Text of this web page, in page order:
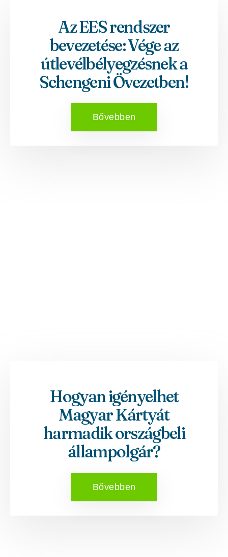
Az EES rendszer
bevezetése: Vége az
útlevélbélyegzésnek a
Schengeni Övezetben!
Bővebben
Hogyan igényelhet
Magyar Kártyát
harmadik országbeli
állampolgár?
Bővebben